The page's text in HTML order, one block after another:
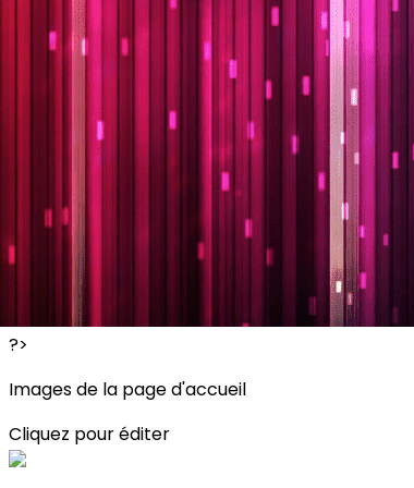
Exporter les lignes sélectionnées
Exporter toutes les colonnes
Exporter uniquement les colonnes affichées
Planning
Description des activités
S'inscrire
?>
Images de la page d'accueil
Cliquez pour éditer